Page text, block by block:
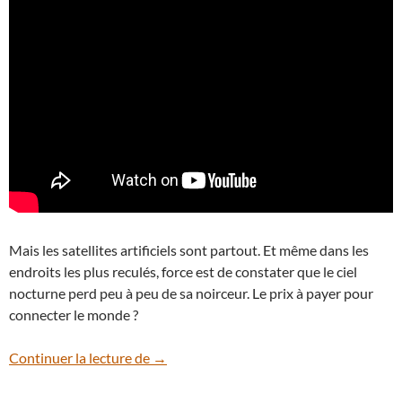
Mais les satellites artificiels sont partout. Et même dans les
endroits les plus reculés, force est de constater que le ciel
nocturne perd peu à peu de sa noirceur. Le prix à payer pour
connecter le monde ?
Continuer la lecture de La comète Lemmon défigurée par les
→